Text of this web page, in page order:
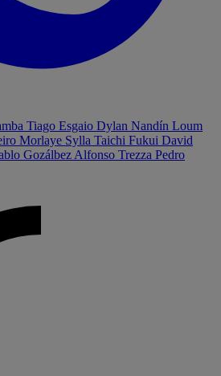
Tiago Esgaio Dylan Nandín Loum
Morlaye Sylla Taichi Fukui David
Gozálbez Alfonso Trezza Pedro